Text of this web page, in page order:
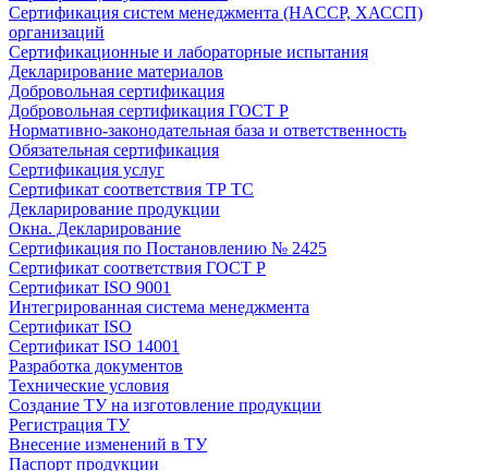
Сертификация систем менеджмента (HACCP, ХАССП)
организаций
Сертификационные и лабораторные испытания
Декларирование материалов
Добровольная сертификация
Добровольная сертификация ГОСТ Р
Нормативно-законодательная база и ответственность
Обязательная сертификация
Сертификация услуг
Сертификат соответствия ТР ТС
Декларирование продукции
Окна. Декларирование
Сертификация по Постановлению № 2425
Сертификат соответствия ГОСТ Р
Сертификат ISO 9001
Интегрированная система менеджмента
Сертификат ISO
Сертификат ISO 14001
Разработка документов
Технические условия
Создание ТУ на изготовление продукции
Регистрация ТУ
Внесение изменений в ТУ
Паспорт продукции